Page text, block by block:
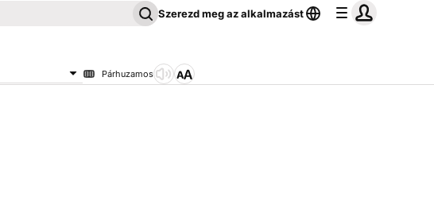
Szerezd meg az alkalmazást
Párhuzamos